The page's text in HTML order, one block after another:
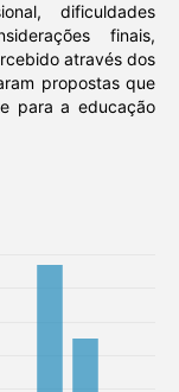
dificuldades
finais,
através dos
propostas que
para a educação